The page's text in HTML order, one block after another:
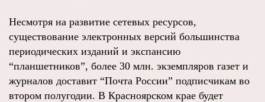
Несмотря на развитие сетевых ресурсов,
существование электронных версий большинства
периодических изданий и экспансию
“планшетников”, более 30 млн. экземпляров газет и
журналов доставит “Почта России” подписчикам во
втором полугодии. В Красноярском крае будет